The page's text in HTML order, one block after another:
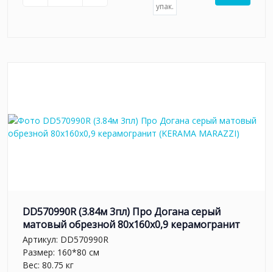
упак.
DD570990R (3.84м 3пл) Про Догана серый
матовый обрезной 80x160x0,9 керамогранит
Артикул: DD570990R
Размер: 160*80 см
Вес: 80.75 кг